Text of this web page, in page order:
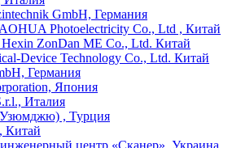
GmbH, Германия
Photoelectricity Co., Ltd , Китай
Hexin ZonDan ME Co., Ltd. Китай
Device Technology Со., Ltd. Китай
Германия
Япония
Италия
, Турция
Китай